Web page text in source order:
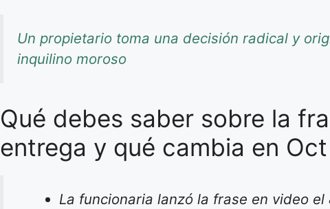
Un propietario toma una decisión radical y
inquilino moroso
Qué debes saber sobre la
entrega y qué cambia en
La funcionaria lanzó la frase en video el